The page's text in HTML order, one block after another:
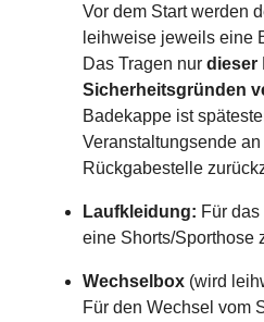
Vor dem Start werden
leihweise jeweils eine
Das Tragen nur dieser
Sicherheitsgründen
Badekappe ist
Veranstaltungsende
Rückgabestelle
Laufkleidung: Für
eine Shorts/Sporthose
Wechselbox (wird
Für den Wechsel vom